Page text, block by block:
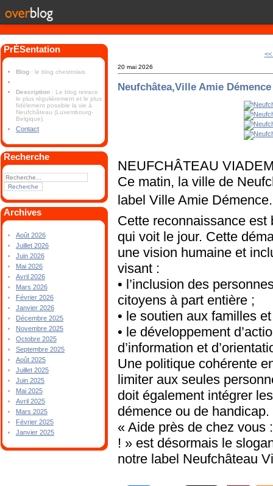
PrÉSentation
Blog : le blog chestrolais
Description : Le blog retrace
le plus régulièrement et le plus
fidèlement possible la vie à
Neufchâteau (Luxembourg-
Belgique).
Contact
Recherche
Archives
Août 2026
Juillet 2026
Juin 2026
Mai 2026
Avril 2026
Mars 2026
Février 2026
Janvier 2026
Décembre 2025
Novembre 2025
Octobre 2025
Septembre 2025
Août 2025
Juillet 2025
Juin 2025
Mai 2025
Avril 2025
Mars 2025
Février 2025
Janvier 2025
20 mai 2026
Neufchâtea,Ville Amie Démence
NEUFCHÂTEAU
Ce matin, la ville de
label Ville Amie
Cette reconnaissance est
qui voit le jour. Cette
une vision humaine et
visant :
• l’inclusion des
citoyens à part entière ;
• le soutien aux familles
• le développement
d’information et
Une politique cohérente
limiter aux seules
doit également intégrer
démence ou de handicap.
« Aide près de chez vous
! » est désormais le
notre label Neufchâteau